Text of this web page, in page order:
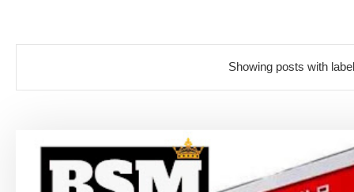
Showing posts with